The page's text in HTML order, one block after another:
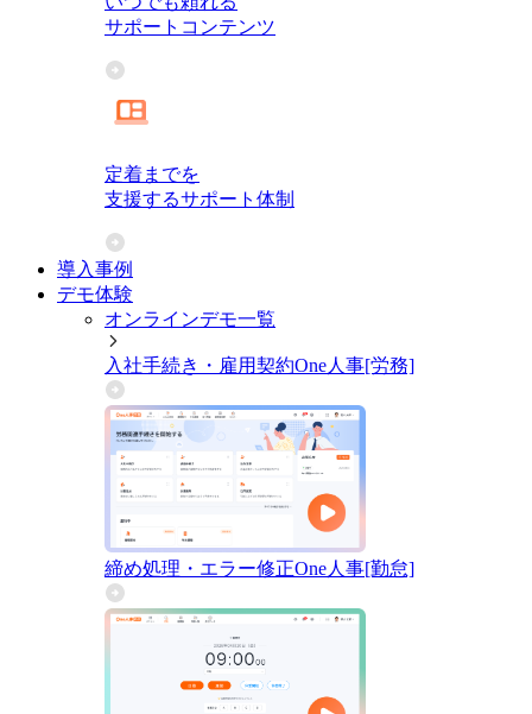
サポートコンテンツ
定着までを
支援するサポート体制
導入事例
デモ体験
オンラインデモ一覧
入社手続き・雇用契約One人事[労務]
締め処理・エラー修正One人事[勤怠]